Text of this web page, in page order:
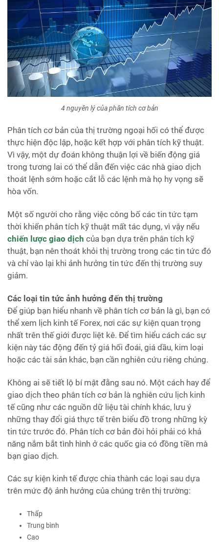
4 nguyên lý của phân tích cơ bản
Phân tích cơ bản của thị trường ngoại hối có thể được
thực hiện độc lập, hoặc kết hợp với phân tích kỹ thuật.
Vì vậy, một dự đoán không thuận lợi về biến động giá
trong tương lai có thể dẫn đến việc các nhà giao dịch
thoát lệnh sớm hoặc cắt lỗ các lệnh mà họ hy vọng sẽ
hòa vốn.
Một số người cho rằng việc công bố các tin tức tạm
thời khiến phân tích kỹ thuật mất tác dụng, vì vậy nếu
chiến lược giao dịch của bạn dựa trên phân tích kỹ
thuật, bạn nên thoát khỏi thị trường trong các tin tức đó
và chỉ vào lại khi ảnh hưởng tin tức đến thị trường suy
giảm.
Các loại tin tức ảnh hưởng đến thị trường
Để giúp bạn hiểu nhanh về phân tích cơ bản là gì, bạn có
thể xem lịch kinh tế Forex, nơi các sự kiện quan trọng
nhất trên thế giới được liệt kê. Để tìm hiểu cách các sự
kiện này tác động đến tỷ giá hối đoái, giá dầu, kim loại
hoặc các tài sản khác, bạn cần nghiên cứu riêng chúng.
Không ai sẽ tiết lộ bí mật đằng sau nó. Một cách hay để
giao dịch theo phân tích cơ bản là nghiên cứu lịch kinh
tế cũng như các nguồn dữ liệu tài chính khác, lưu ý
những thay đổi giá thực tế trên biểu đồ trong những kỳ
tin tức trước đó. Phân tích cơ bản đòi hỏi phải có khả
năng nắm bắt tình hình ở các quốc gia có đồng tiền mà
bạn giao dịch.
Các sự kiện kinh tế được chia thành các loại sau dựa
trên mức độ ảnh hưởng của chúng trên thị trường:
Thấp
Trung bình
Cao